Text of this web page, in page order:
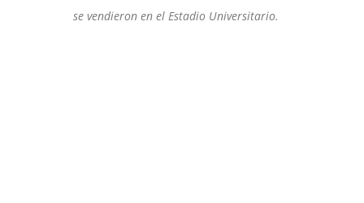
se vendieron en el Estadio Universitario.